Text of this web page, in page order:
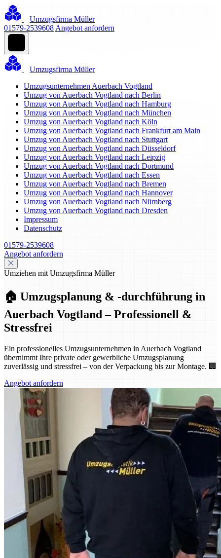
Umzugsfirma Müller
01579-2539608 Angebot anfordern
Umzugsfirma Müller
Umzugsunternehmen Auerbach Vogtland
Umzug von Auerbach Vogtland nach Berlin
Umzug von Auerbach Vogtland nach Hamburg
Umzug von Auerbach Vogtland nach München
Umzug von Auerbach Vogtland nach Köln
Umzug von Auerbach Vogtland nach Frankfurt am Main
Umzug von Auerbach Vogtland nach Stuttgart
Umzug von Auerbach Vogtland nach Düsseldorf
Umzug von Auerbach Vogtland nach Leipzig
Umzug von Auerbach Vogtland nach Dortmund
Umzug von Auerbach Vogtland nach Essen
Umzug von Auerbach Vogtland nach Bremen
Umzug von Auerbach Vogtland nach Hannover
Umzug von Auerbach Vogtland nach Nürnberg
Umzug von Auerbach Vogtland nach Dresden
Impressum
Datenschutz
01579-2539608
Angebot anfordern
Umziehen mit Umzugsfirma Müller
🏠 Umzugsplanung & -durchführung in
Auerbach Vogtland – Professionell &
Stressfrei
Ein professionelles Umzugsunternehmen in Auerbach Vogtland
übernimmt Ihre private oder gewerbliche Umzugsplanung
zuverlässig und stressfrei – von der Verpackung bis zur Montage. 🏢
Angebot anfordern